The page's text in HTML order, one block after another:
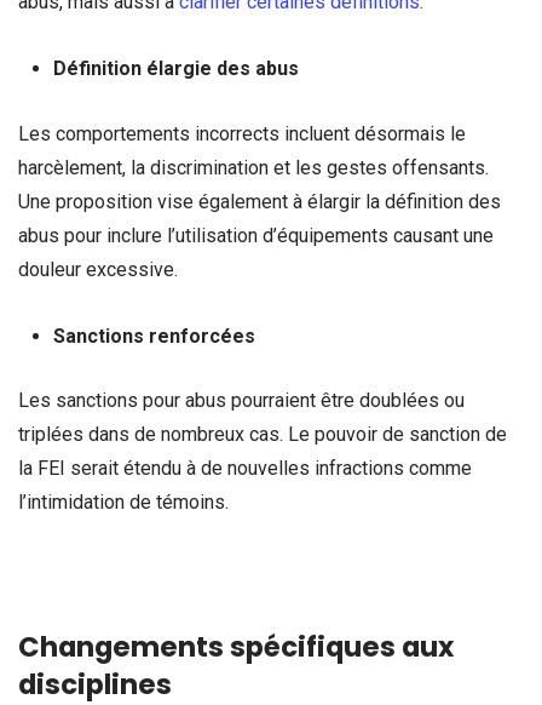
Définition élargie des abus
Les comportements incorrects incluent désormais le
harcèlement, la discrimination et les gestes offensants.
Une proposition vise également à élargir la définition des
abus pour inclure l’utilisation d’équipements causant une
douleur excessive.
Sanctions renforcées
Les sanctions pour abus pourraient être doublées ou
triplées dans de nombreux cas. Le pouvoir de sanction de
la FEI serait étendu à de nouvelles infractions comme
l’intimidation de témoins.
Changements spécifiques aux
disciplines